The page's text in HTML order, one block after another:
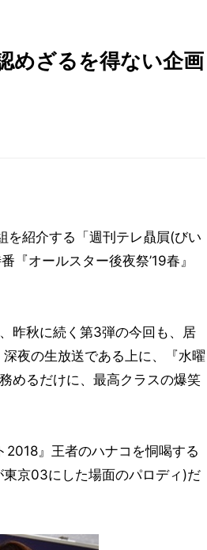
めざるを得ない企画
を紹介する「週刊テレ贔屓(びい
『オールスター後夜祭’19春』
昨秋に続く第3弾の今回も、居
夜の生放送である上に、『水曜
めるだけに、最高クラスの爆笑
』王者のハナコを恫喝する
京03にした場面のパロディ)だ